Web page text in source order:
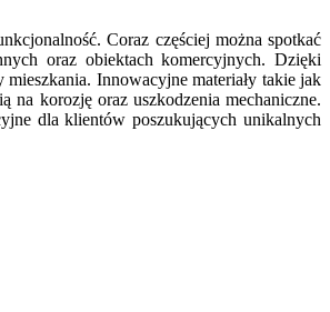
Coraz częściej można spotkać
oraz obiektach komercyjnych. Dzięki
Innowacyjne materiały takie jak
na korozję oraz uszkodzenia mechaniczne.
dla klientów poszukujących unikalnych